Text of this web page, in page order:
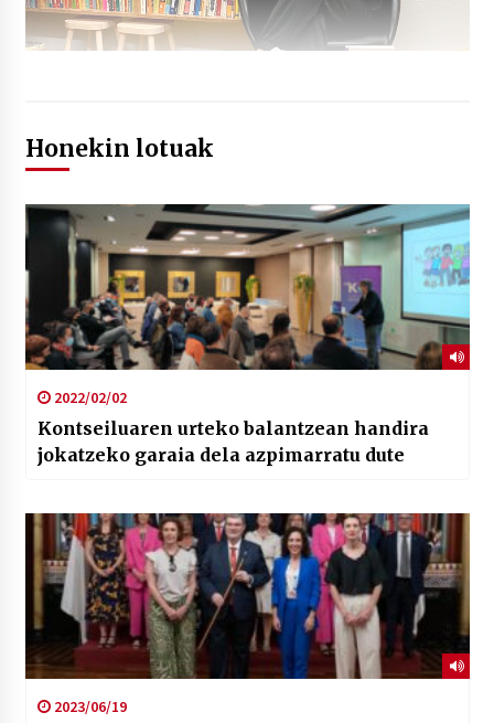
Honekin lotuak
2022/02/02
Kontseiluaren urteko balantzean handira
jokatzeko garaia dela azpimarratu dute
2023/06/19